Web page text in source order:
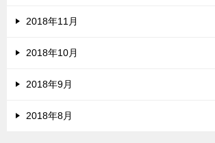
2018年11月
2018年10月
2018年9月
2018年8月